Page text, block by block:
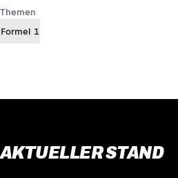
Themen
Formel 1
AKTUELLER STAND